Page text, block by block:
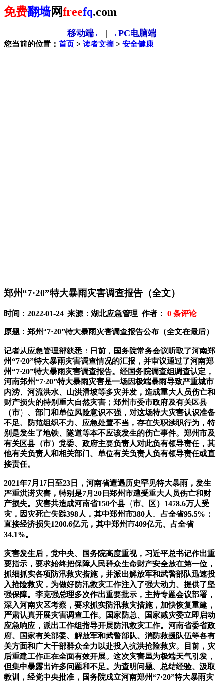
免费翻墙网freefq.com
移动端← | →PC电脑端
您当前的位置： 首页 > 读者文摘> 安全健康
郑州“7·20”特大暴雨灾害调查报告（全文）
时间：2022-01-24 来源：湖北应急管理 作者： 0 条评论
原题：郑州“7·20”特大暴雨灾害调查报告公布（全文在最后）
记者从应急管理部获悉：日前，国务院常务会议听取了河南郑
州“7·20”特大暴雨灾害调查情况的汇报，并审议通过了河南郑
州“7·20”特大暴雨灾害调查报告。经国务院调查组调查认定，
河南郑州“7·20”特大暴雨灾害是一场因极端暴雨导致严重城市
内涝、河流洪水、山洪滑坡等多灾并发，造成重大人员伤亡和
财产损失的特别重大自然灾害；郑州市委市政府及有关区县
（市）、部门和单位风险意识不强，对这场特大灾害认识准备
不足、防范组织不力、应急处置不当，存在失职渎职行为，特
别是发生了地铁、隧道等本不应该发生的伤亡事件。郑州市及
有关区县（市）党委、政府主要负责人对此负有领导责任，其
他有关负责人和相关部门、单位有关负责人负有领导责任或直
接责任。
2021年7月17日至23日，河南省遭遇历史罕见特大暴雨，发生
严重洪涝灾害，特别是7月20日郑州市遭受重大人员伤亡和财
产损失。灾害共造成河南省150个县（市、区）1478.6万人受
灾，因灾死亡失踪398人，其中郑州市380人、占全省95.5%；
直接经济损失1200.6亿元，其中郑州市409亿元、占全省
34.1%。
灾害发生后，党中央、国务院高度重视，习近平总书记作出重
要指示，要求始终把保障人民群众生命财产安全放在第一位，
抓细抓实各项防汛救灾措施，并派出解放军和武警部队迅速投
入抢险救灾，为做好防汛救灾工作注入了强大动力、提供了坚
强保障。李克强总理多次作出重要批示，主持专题会议部署，
深入河南灾区考察，要求抓实防汛救灾措施，加快恢复重建，
严肃认真开展灾害调查工作。国家防总、国家减灾委立即启动
应急响应，派出工作组指导开展防汛救灾工作。河南省委省政
府、国家有关部委、解放军和武警部队、消防救援队伍等各有
关方面和广大干部群众全力以赴投入抗洪抢险救灾。目前，灾
后重建工作正在全面有效开展。这次灾害虽为极端天气引发，
但集中暴露出许多问题和不足。为查明问题、总结经验、汲取
教训，经党中央批准，国务院成立河南郑州“7·20”特大暴雨灾